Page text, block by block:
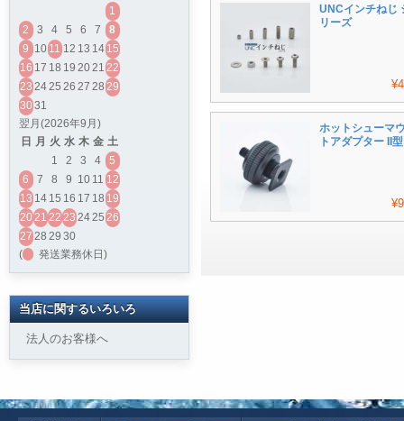
UNCインチねじ
リーズ
ホットシューマ
トアダプター II型
1
2
3 4 5 6 7
8
9 10 11 12 13 14 15
16 17 18 19 2021 22
23 2425 26 27 28 29
30 31
翌月(2026年9月)
日
月 火 水 木 金 土
1
2 3 4
5
6
7 8 9 10 11 12
13 14 15 16 17 18 19
20 21 22 23 2425 26
27 28 29 30
(
発送業務休日)
当店に関するいろいろ
法人のお客様へ